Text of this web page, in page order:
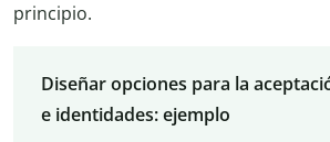
principio.
Diseñar opciones para la
e identidades: ejemplo